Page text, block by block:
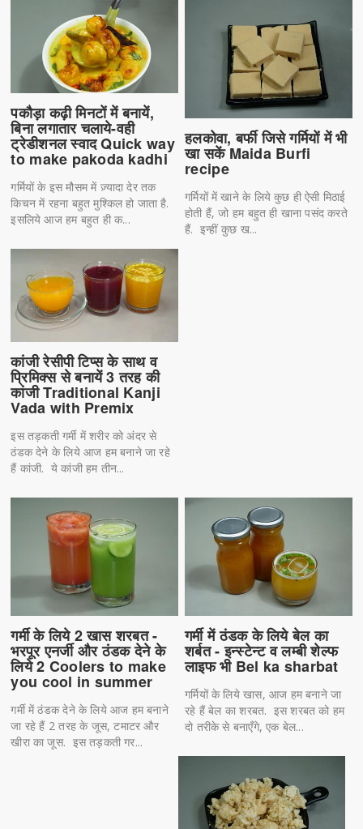
पकौड़ा कढ़ी मिनटों में बनायें,
बिना लगातार चलाये-वही
ट्रेडीशनल स्वाद Quick way
to make pakoda kadhi
गर्मियों के इस मौसम में ज़्यादा देर तक
किचन में रहना बहुत मुश्किल हो जाता है.
इसलिये आज हम बहुत ही क...
हलकोवा, बर्फी जिसे गर्मियों में भी
खा सकें Maida Burfi
recipe
गर्मियों में खाने के लिये कुछ ही ऐसी मिठाई
होती हैं, जो हम बहुत ही खाना पसंद करते
हैं. इन्हीं कुछ ख...
कांजी रेसीपी टिप्स के साथ व
प्रिमिक्स से बनायें 3 तरह की
कांजी Traditional Kanji
Vada with Premix
इस तड़कती गर्मी में शरीर को अंदर से
ठंडक देने के लिये आज हम बनाने जा रहे
हैं कांजी. ये कांजी हम तीन...
गर्मी में ठंडक के लिये बेल का
शर्बत - इन्स्टेन्ट व लम्बी शेल्फ
लाइफ भी Bel ka sharbat
गर्मियों के लिये खास, आज हम बनाने जा
रहे हैं बेल का शरबत. इस शरबत को हम
दो तरीके से बनाएँगे, एक बेल...
गर्मी के लिये 2 खास शरबत -
भरपूर एनर्जी और ठंडक देने के
लिये 2 Coolers to make
you cool in summer
गर्मी में ठंडक देने के लिये आज हम बनाने
जा रहे हैं 2 तरह के जूस, टमाटर और
खीरा का जूस. इस तड़कती गर...